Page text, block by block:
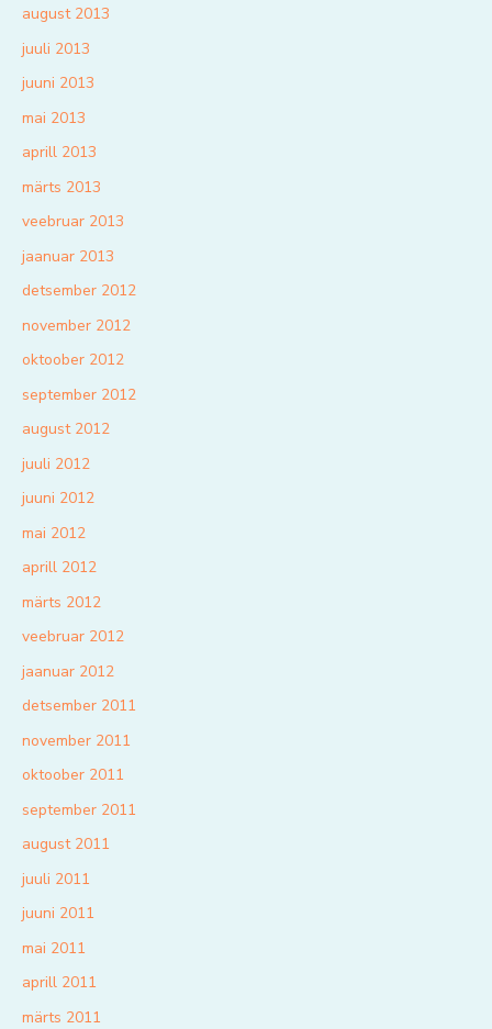
august 2013
juuli 2013
juuni 2013
mai 2013
aprill 2013
märts 2013
veebruar 2013
jaanuar 2013
detsember 2012
november 2012
oktoober 2012
september 2012
august 2012
juuli 2012
juuni 2012
mai 2012
aprill 2012
märts 2012
veebruar 2012
jaanuar 2012
detsember 2011
november 2011
oktoober 2011
september 2011
august 2011
juuli 2011
juuni 2011
mai 2011
aprill 2011
märts 2011